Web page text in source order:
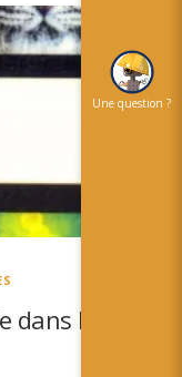
la peau
Une question ?